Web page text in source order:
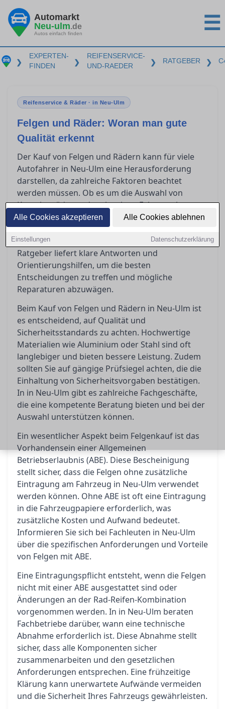
Alle Cookies akzeptieren Alle Cookies ablehnen
Einstellungen Datenschutzerklärung
Automarkt
Neu-ulm.de
Autos einfach finden ☰
❯
EXPERTEN-
FINDEN
❯
REIFENSERVICE-
UND-RAEDER
❯ RATGEBER ❯
Reifenservice & Räder · in Neu-Ulm
Felgen und Räder: Woran man gute
Qualität erkennt
Der Kauf von Felgen und Rädern kann für viele
Autofahrer in Neu-Ulm eine Herausforderung
darstellen, da zahlreiche Faktoren beachtet
werden müssen. Ob es um die Auswahl von
Kompletträdern oder einzelnen Felgen geht,
Fachwissen über die Qualitätsmerkmale und
rechtlichen Anforderungen wie ABE und
Eintragungspflicht ist unerlässlich. Dieser
Ratgeber liefert klare Antworten und
Orientierungshilfen, um die besten
Entscheidungen zu treffen und mögliche
Reparaturen abzuwägen.
Beim Kauf von Felgen und Rädern in Neu-Ulm ist
es entscheidend, auf Qualität und
Sicherheitsstandards zu achten. Hochwertige
Materialien wie Aluminium oder Stahl sind oft
langlebiger und bieten bessere Leistung. Zudem
sollten Sie auf gängige Prüfsiegel achten, die die
Einhaltung von Sicherheitsvorgaben bestätigen.
In in Neu-Ulm gibt es zahlreiche Fachgeschäfte,
die eine kompetente Beratung bieten und bei der
Auswahl unterstützen können.
Ein wesentlicher Aspekt beim Felgenkauf ist das
Vorhandensein einer Allgemeinen
Betriebserlaubnis (ABE). Diese Bescheinigung
stellt sicher, dass die Felgen ohne zusätzliche
Eintragung am Fahrzeug in Neu-Ulm verwendet
werden können. Ohne ABE ist oft eine Eintragung
in die Fahrzeugpapiere erforderlich, was
zusätzliche Kosten und Aufwand bedeutet.
Informieren Sie sich bei Fachleuten in Neu-Ulm
über die spezifischen Anforderungen und Vorteile
von Felgen mit ABE.
Eine Eintragungspflicht entsteht, wenn die Felgen
nicht mit einer ABE ausgestattet sind oder
Änderungen an der Rad-Reifen-Kombination
vorgenommen werden. In in Neu-Ulm beraten
Fachbetriebe darüber, wann eine technische
Abnahme erforderlich ist. Diese Abnahme stellt
sicher, dass alle Komponenten sicher
zusammenarbeiten und den gesetzlichen
Anforderungen entsprechen. Eine frühzeitige
Klärung kann unerwartete Aufwände vermeiden
und die Sicherheit Ihres Fahrzeugs gewährleisten.